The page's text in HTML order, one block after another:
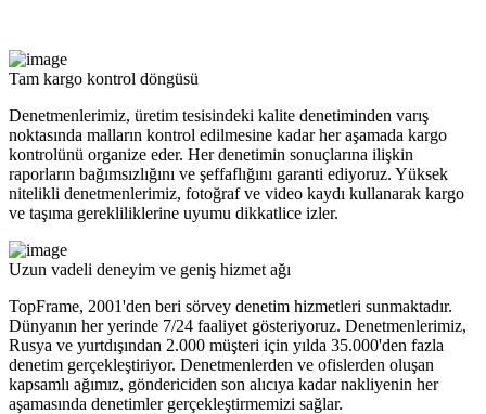
Tam kargo kontrol döngüsü
Denetmenlerimiz, üretim tesisindeki kalite denetiminden varış
noktasında malların kontrol edilmesine kadar her aşamada kargo
kontrolünü organize eder. Her denetimin sonuçlarına ilişkin
raporların bağımsızlığını ve şeffaflığını garanti ediyoruz. Yüksek
nitelikli denetmenlerimiz, fotoğraf ve video kaydı kullanarak kargo
ve taşıma gerekliliklerine uyumu dikkatlice izler.
Uzun vadeli deneyim ve geniş hizmet ağı
TopFrame, 2001'den beri sörvey denetim hizmetleri sunmaktadır.
Dünyanın her yerinde 7/24 faaliyet gösteriyoruz. Denetmenlerimiz,
Rusya ve yurtdışından 2.000 müşteri için yılda 35.000'den fazla
denetim gerçekleştiriyor. Denetmenlerden ve ofislerden oluşan
kapsamlı ağımız, göndericiden son alıcıya kadar nakliyenin her
aşamasında denetimler gerçekleştirmemizi sağlar.